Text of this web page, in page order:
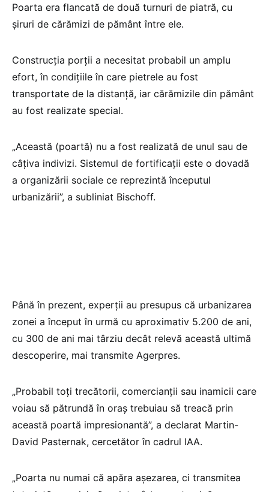
Poarta era flancată de două turnuri de piatră, cu
şiruri de cărămizi de pământ între ele.
Construcţia porţii a necesitat probabil un amplu
efort, în condiţiile în care pietrele au fost
transportate de la distanţă, iar cărămizile din pământ
au fost realizate special.
„Această (poartă) nu a fost realizată de unul sau de
câţiva indivizi. Sistemul de fortificaţii este o dovadă
a organizării sociale ce reprezintă începutul
urbanizării”, a subliniat Bischoff.
Până în prezent, experţii au presupus că urbanizarea
zonei a început în urmă cu aproximativ 5.200 de ani,
cu 300 de ani mai târziu decât relevă această ultimă
descoperire, mai transmite Agerpres.
„Probabil toţi trecătorii, comercianţii sau inamicii care
voiau să pătrundă în oraş trebuiau să treacă prin
această poartă impresionantă”, a declarat Martin-
David Pasternak, cercetător în cadrul IAA.
„Poarta nu numai că apăra aşezarea, ci transmitea